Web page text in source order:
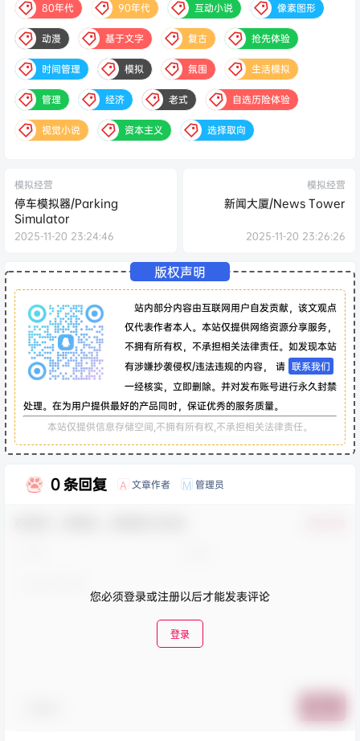
80年代 90年代 互动小说 像素图形
动漫 基于文字 复古 抢先体验
时间管理 模拟 氛围 生活模拟
管理 经济 老式 自选历险体验
视觉小说 资本主义 选择取向
模拟经营
停车模拟器/Parking
Simulator
2025-11-20 23:24:46
模拟经营
新闻大厦/News Tower
2025-11-20 23:26:26
版权声明
站内部分内容由互联网用户自发贡献，该文观点
仅代表作者本人。本站仅提供网络资源分享服务，
不拥有所有权，不承担相关法律责任。如发现本站
有涉嫌抄袭侵权/违法违规的内容， 请 联系我们
一经核实，立即删除。并对发布账号进行永久封禁
处理。在为用户提供最好的产品同时，保证优秀的服务质量。
本站仅提供信息存储空间,不拥有所有权,不承担相关法律责任。
0 条回复 A 文章作者 M 管理员
您必须登录或注册以后才能发表评论
登录